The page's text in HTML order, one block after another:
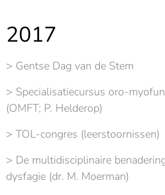
2017
> Gentse Dag van de Stem
> Specialisatiecursus oro-
(OMFT; P. Helderop)
> TOL-congres (leerstoornissen)
> De multidisciplinaire
dysfagie (dr. M. Moerman)